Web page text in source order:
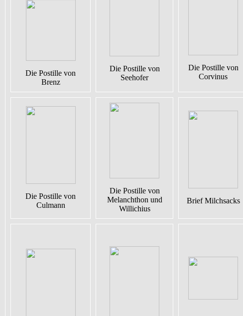
Die Postille von
Brenz
Die Postille von
Seehofer
Die Postille von
Corvinus
Die Postille von
Culmann
Die Postille von
Melanchthon und
Willichius
Brief Milchsacks